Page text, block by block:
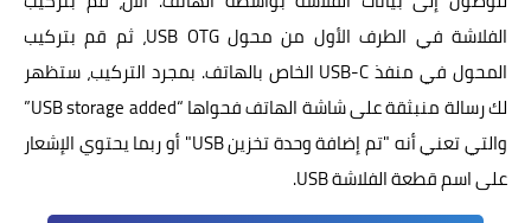
الفلاشة في الطرف الأول من محول USB OTG، ثم قم بتركيب
المحول في منفذ USB-C الخاص بالهاتف. بمجرد التركيب، ستظهر
لك رسالة منبثقة على شاشة الهاتف فحواها “USB storage added”
والتي تعني أنه "تم إضافة وحدة تخزين USB" أو ربما يحتوي الإشعار
على اسم قطعة الفلاشة USB.